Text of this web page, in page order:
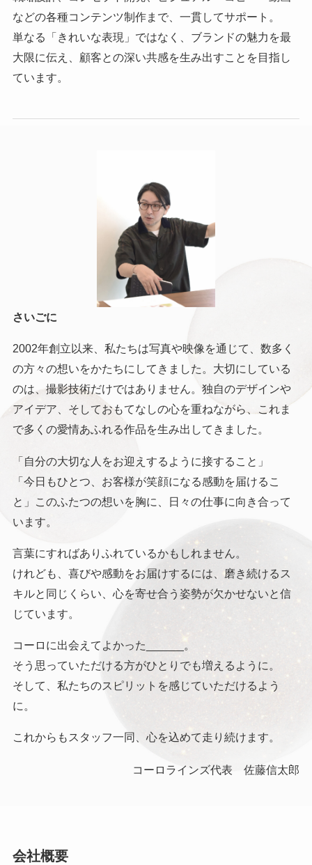
などの各種コンテンツ制作まで、一貫してサポート。
単なる「きれいな表現」ではなく、ブランドの魅力を最
大限に伝え、顧客との深い共感を生み出すことを目指し
ています。
さいごに
2002年創立以来、私たちは写真や映像を通じて、数多く
の方々の想いをかたちにしてきました。大切にしている
のは、撮影技術だけではありません。独自のデザインや
アイデア、そしておもてなしの心を重ねながら、これま
で多くの愛情あふれる作品を生み出してきました。
「自分の大切な人をお迎えするように接すること」
「今日もひとつ、お客様が笑顔になる感動を届けるこ
と」このふたつの想いを胸に、日々の仕事に向き合って
います。
言葉にすればありふれているかもしれません。
けれども、喜びや感動をお届けするには、磨き続けるス
キルと同じくらい、心を寄せ合う姿勢が欠かせないと信
じています。
コーロに出会えてよかった______。
そう思っていただける方がひとりでも増えるように。
そして、私たちのスピリットを感じていただけるよう
に。
これからもスタッフ一同、心を込めて走り続けます。
コーロラインズ代表 佐藤信太郎
会社概要